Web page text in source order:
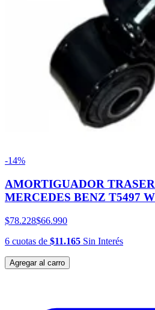
-14%
AMORTIGUADOR
MERCEDES BENZ T5497
$78.228$66.990
6 cuotas de $11.165 Sin Interés
Agregar al carro